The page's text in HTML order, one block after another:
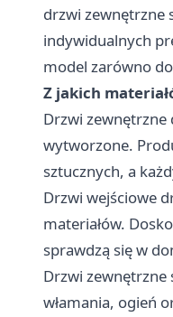
drzwi zewnętrzne
indywidualnych
model zarówno
Z jakich
Drzwi zewnętrzne
wytworzone.
sztucznych, a
Drzwi wejściowe
materiałów.
sprawdzą się w
Drzwi zewnętrzne
włamania, ogień